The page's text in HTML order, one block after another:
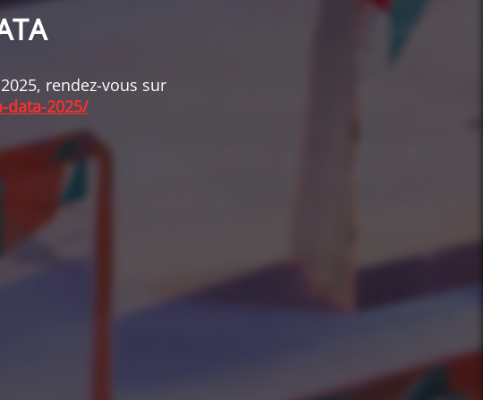
rendez-vous sur
data-2025/